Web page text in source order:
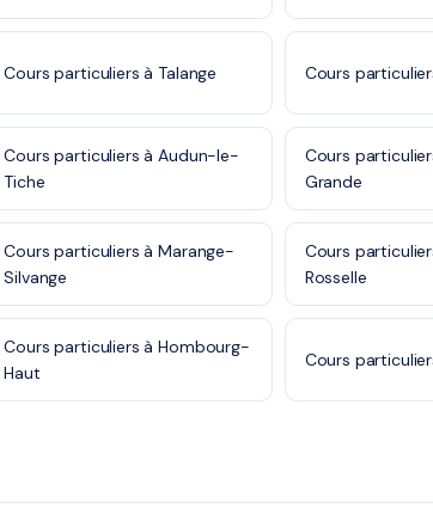
Cours particuliers à Talange Cours
Cours particuliers à Audun-le-
Tiche
Cours
Grande
Cours particuliers à Marange-
Silvange
Cours
Rosselle
Cours particuliers à Hombourg-
Haut
Cours